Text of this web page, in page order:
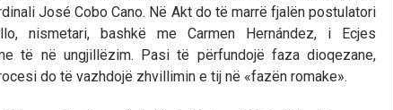
José Cobo Cano. Në Akt do të marrë fjalën postulatori
nismetari, bashkë me Carmen Hernández, i Ecjes
të në ungjillëzim. Pasi të përfundojë faza dioqezane,
do të vazhdojë zhvillimin e tij në «fazën romake».